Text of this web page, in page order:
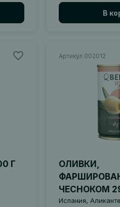
В
Г
Артикул 002012
ОЛИВКИ,
ЧЕСНОКОМ
Испания, Аликанте